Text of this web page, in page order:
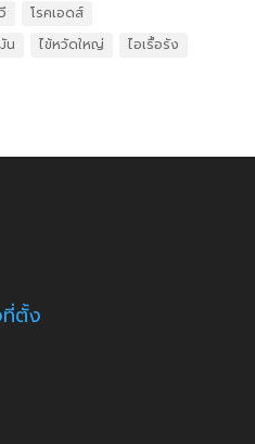
โรคเอดส์
น ไข้หวัดใหญ่
ไอเรื้อรัง
ตั้ง